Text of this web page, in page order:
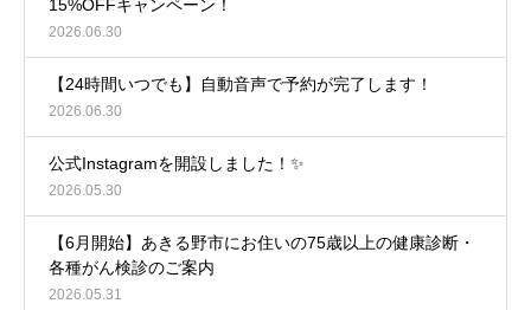
15%OFFキャンペーン！
2026.06.30
【24時間いつでも】自動音声で予約が完了します！
2026.06.30
公式Instagramを開設しました！✨
2026.05.30
【6月開始】あきる野市にお住いの75歳以上の健康診断・
各種がん検診のご案内
2026.05.31